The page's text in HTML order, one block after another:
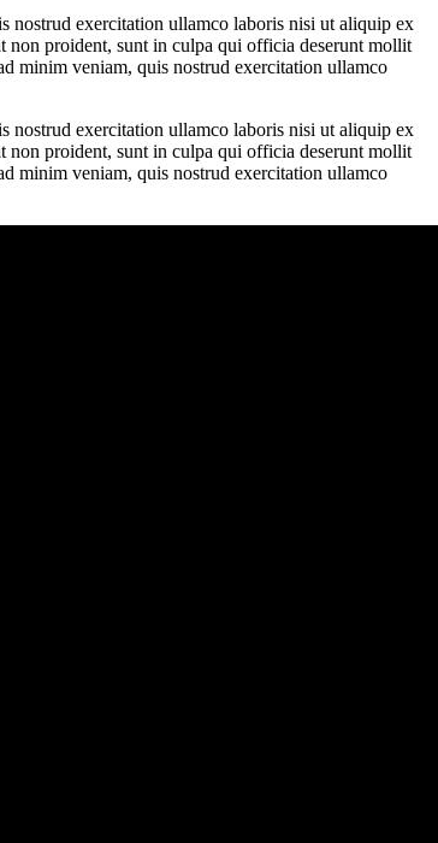
nostrud exercitation ullamco laboris nisi ut aliquip ex
non proident, sunt in culpa qui officia deserunt mollit
minim veniam, quis nostrud exercitation ullamco
nostrud exercitation ullamco laboris nisi ut aliquip ex
non proident, sunt in culpa qui officia deserunt mollit
minim veniam, quis nostrud exercitation ullamco